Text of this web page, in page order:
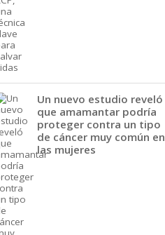
Un nuevo estudio reveló
que amamantar podría
proteger contra un tipo
de cáncer muy común en
las mujeres